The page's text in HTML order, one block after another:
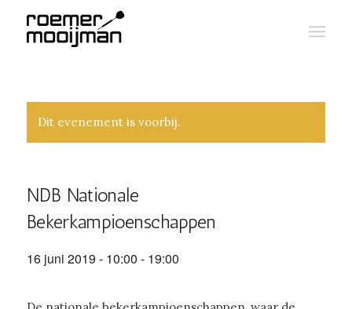
Dit evenement is voorbij.
NDB Nationale
Bekerkampioenschappen
16 juni 2019 - 10:00 - 19:00